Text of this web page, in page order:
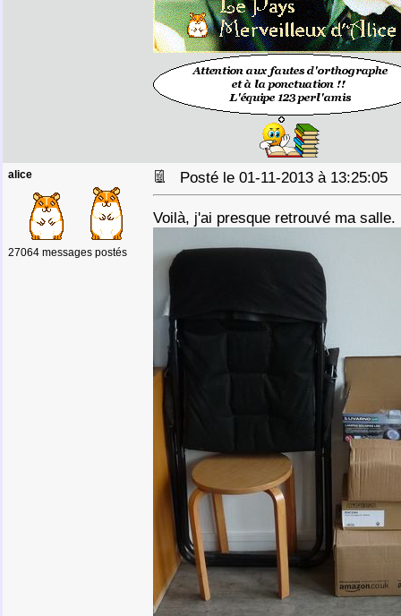
alice
27064 messages postés
Posté le 01-11-2013 à 13:25:05
Voilà, j'ai presque retrouvé ma salle.